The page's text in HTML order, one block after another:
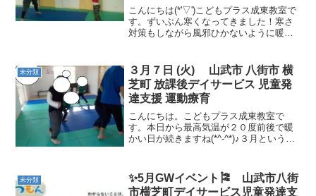
こんにちは(*'▽')こどもプラス成東教室で
す。ずいぶん寒くなってきました！寒さ
対策もしながら風邪ひかないように暖か
パージャンプからスタート 最初は先生も
一緒に行い、次か...
未分類
３月７日 (火) 山武市 八街市 横
芝町 放課後デイサービス 児童発
達支援 運動療育
こんにちは。こどもプラス成東教室で
す。本日から最高気温が２０度前後で暖
かい日が続きますね(*^-^*)♪３月というこ
たちがたくさんいます(^_-)-☆また、運動
前には宿題...
未分類
✨5月GWイベント🎏 山武市八街
市横芝町デイサービス児童発達支